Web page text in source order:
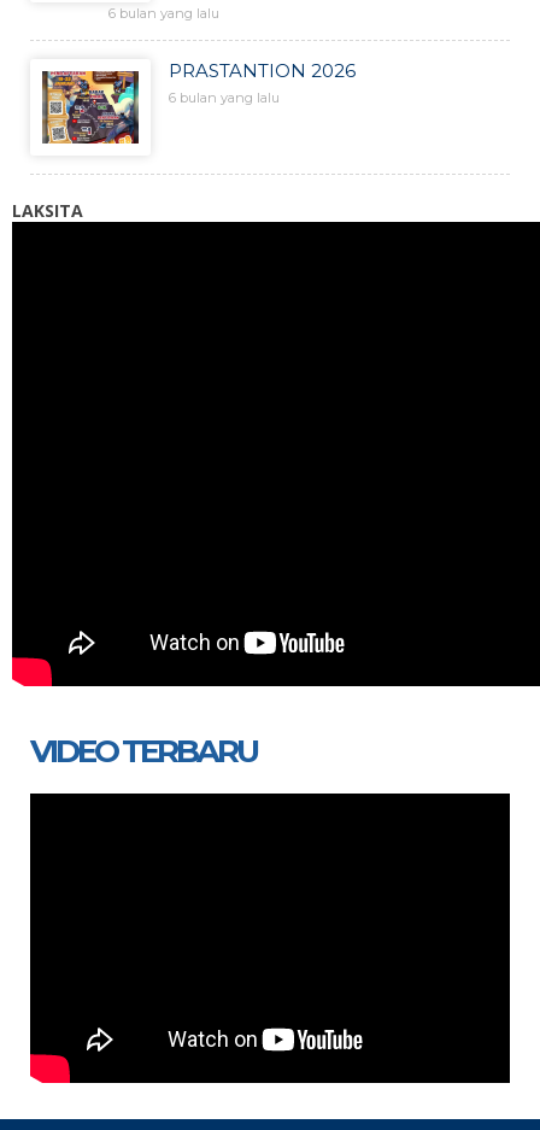
6 bulan yang lalu
PRASTANTION 2026
6 bulan yang lalu
LAKSITA
VIDEO TERBARU